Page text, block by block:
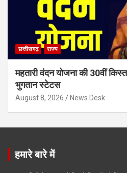
छत्तीसगढ़ राज्य
महतारी वंदन योजना की 30वीं
भुगतान स्टेटस
August 8, 2026 News Desk
हमारे बारे में